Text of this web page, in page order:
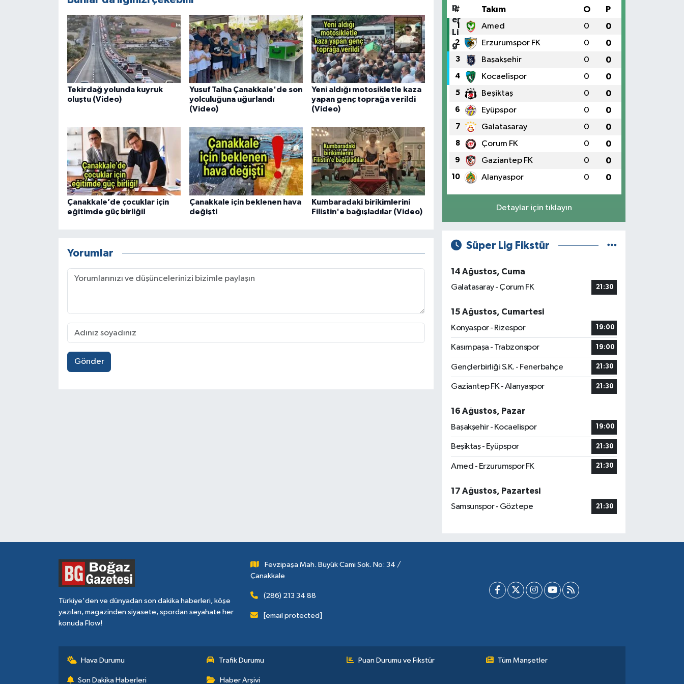
Tekirdağ yolunda kuyruk
oluştu (Video)
Yusuf Talha Çanakkale'de son
yolculuğuna uğurlandı
(Video)
Yeni aldığı motosikletle kaza
yapan genç toprağa verildi
(Video)
Çanakkale’de çocuklar için
eğitimde güç birliği!
Çanakkale için beklenen hava
değişti
Kumbaradaki birikimlerini
Filistin'e bağışladılar (Video)
Yorumlar
Gönder
# Takım O P
1 Amed 0 0
2 Erzurumspor FK 0 0
3 Başakşehir 0 0
4 Kocaelispor 0 0
5 Beşiktaş 0 0
6 Eyüpspor 0 0
7 Galatasaray 0 0
8 Çorum FK 0 0
9 Gaziantep FK 0 0
10 Alanyaspor 0 0
Detaylar için tıklayın
Süper Lig Fikstür
14 Ağustos, Cuma
Galatasaray - Çorum FK
21:30
15 Ağustos, Cumartesi
Konyaspor - Rizespor
19:00
Kasımpaşa - Trabzonspor 19:00
Gençlerbirliği S.K. - Fenerbahçe 21:30
Gaziantep FK - Alanyaspor 21:30
16 Ağustos, Pazar
Başakşehir - Kocaelispor
19:00
Beşiktaş - Eyüpspor 21:30
Amed - Erzurumspor FK 21:30
17 Ağustos, Pazartesi
Samsunspor - Göztepe
21:30
Türkiye'den ve dünyadan son dakika haberleri, köşe
yazıları, magazinden siyasete, spordan seyahate her
konuda Flow!
Fevzipaşa Mah. Büyük Cami Sok. No: 34 /
Çanakkale
(286) 213 34 88
[email protected]
Hava Durumu Trafik Durumu Puan Durumu ve Fikstür Tüm Manşetler
Son Dakika Haberleri Haber Arşivi